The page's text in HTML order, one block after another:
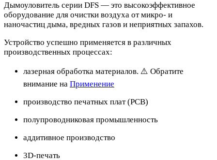
Дымоуловитель серии DFS — это высокоэффективное
оборудование для очистки воздуха от микро- и
наночастиц дыма, вредных газов и неприятных запахов.
Устройство успешно применяется в различных
производственных процессах:
лазерная обработка материалов. ⚠️ Обратите
внимание на Применение
производство печатных плат (PCB)
полупроводниковая промышленность
аддитивное производство
3D-печать